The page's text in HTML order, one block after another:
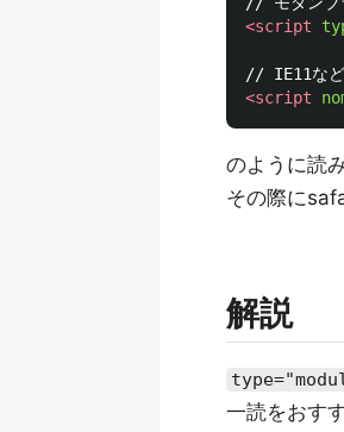
<script
<script
のように読
その際に
解説
一読をおす